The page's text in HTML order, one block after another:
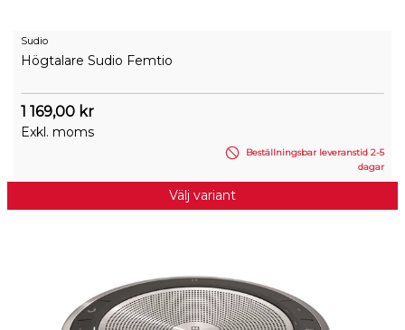
Sudio
Högtalare Sudio Femtio
1 169,00 kr
Exkl. moms
Beställningsbar leveranstid 2-5
dagar
Välj variant